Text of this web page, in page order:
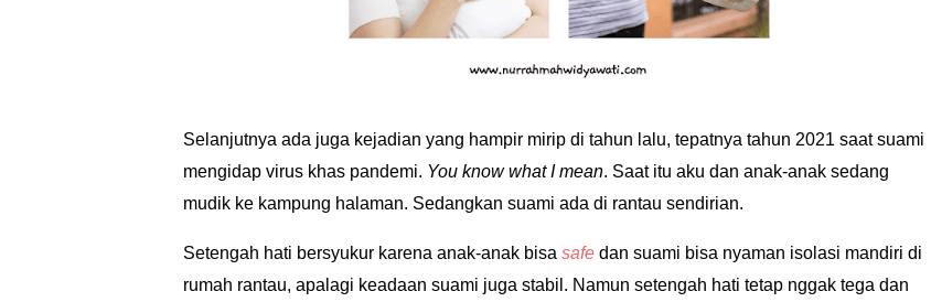
Selanjutnya ada juga kejadian yang hampir mirip di tahun lalu, tepatnya tahun 2021 saat suami
mengidap virus khas pandemi. You know what I mean. Saat itu aku dan anak-anak sedang
mudik ke kampung halaman. Sedangkan suami ada di rantau sendirian.
Setengah hati bersyukur karena anak-anak bisa safe dan suami bisa nyaman isolasi mandiri di
rumah rantau, apalagi keadaan suami juga stabil. Namun setengah hati tetap nggak tega dan